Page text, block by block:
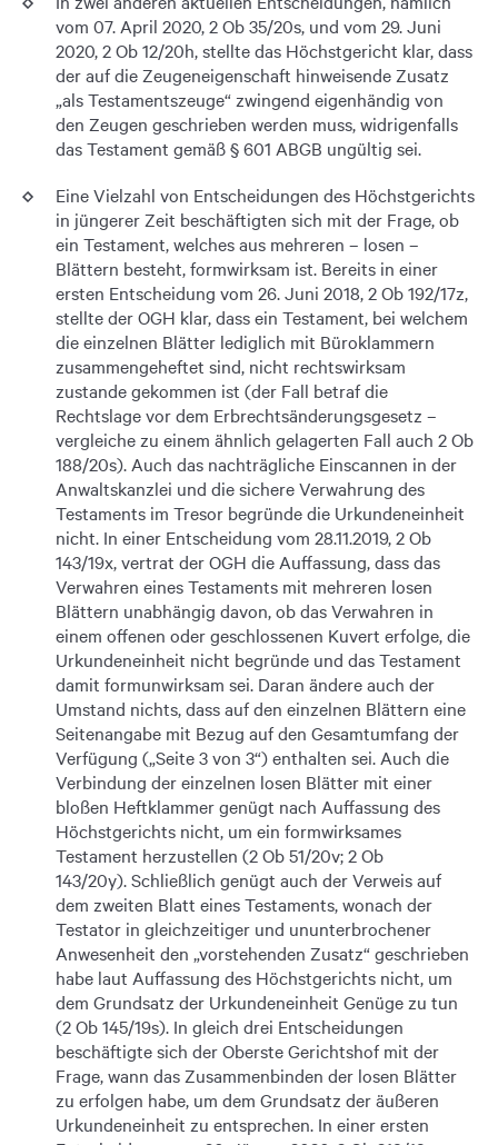
vom 07. April 2020, 2 Ob 35/20s, und vom 29. Juni
2020, 2 Ob 12/20h, stellte das Höchstgericht klar, dass
der auf die Zeugeneigenschaft hinweisende Zusatz
„als Testamentszeuge“ zwingend eigenhändig von
den Zeugen geschrieben werden muss, widrigenfalls
das Testament gemäß § 601 ABGB ungültig sei.
Eine Vielzahl von Entscheidungen des Höchstgerichts
in jüngerer Zeit beschäftigten sich mit der Frage, ob
ein Testament, welches aus mehreren – losen –
Blättern besteht, formwirksam ist. Bereits in einer
ersten Entscheidung vom 26. Juni 2018, 2 Ob 192/17z,
stellte der OGH klar, dass ein Testament, bei welchem
die einzelnen Blätter lediglich mit Büroklammern
zusammengeheftet sind, nicht rechtswirksam
zustande gekommen ist (der Fall betraf die
Rechtslage vor dem Erbrechtsänderungsgesetz –
vergleiche zu einem ähnlich gelagerten Fall auch 2 Ob
188/20s). Auch das nachträgliche Einscannen in der
Anwaltskanzlei und die sichere Verwahrung des
Testaments im Tresor begründe die Urkundeneinheit
nicht. In einer Entscheidung vom 28.11.2019, 2 Ob
143/19x, vertrat der OGH die Auffassung, dass das
Verwahren eines Testaments mit mehreren losen
Blättern unabhängig davon, ob das Verwahren in
einem offenen oder geschlossenen Kuvert erfolge, die
Urkundeneinheit nicht begründe und das Testament
damit formunwirksam sei. Daran ändere auch der
Umstand nichts, dass auf den einzelnen Blättern eine
Seitenangabe mit Bezug auf den Gesamtumfang der
Verfügung („Seite 3 von 3“) enthalten sei. Auch die
Verbindung der einzelnen losen Blätter mit einer
bloßen Heftklammer genügt nach Auffassung des
Höchstgerichts nicht, um ein formwirksames
Testament herzustellen (2 Ob 51/20v; 2 Ob
143/20y). Schließlich genügt auch der Verweis auf
dem zweiten Blatt eines Testaments, wonach der
Testator in gleichzeitiger und ununterbrochener
Anwesenheit den „vorstehenden Zusatz“ geschrieben
habe laut Auffassung des Höchstgerichts nicht, um
dem Grundsatz der Urkundeneinheit Genüge zu tun
(2 Ob 145/19s). In gleich drei Entscheidungen
beschäftigte sich der Oberste Gerichtshof mit der
Frage, wann das Zusammenbinden der losen Blätter
zu erfolgen habe, um dem Grundsatz der äußeren
Urkundeneinheit zu entsprechen. In einer ersten